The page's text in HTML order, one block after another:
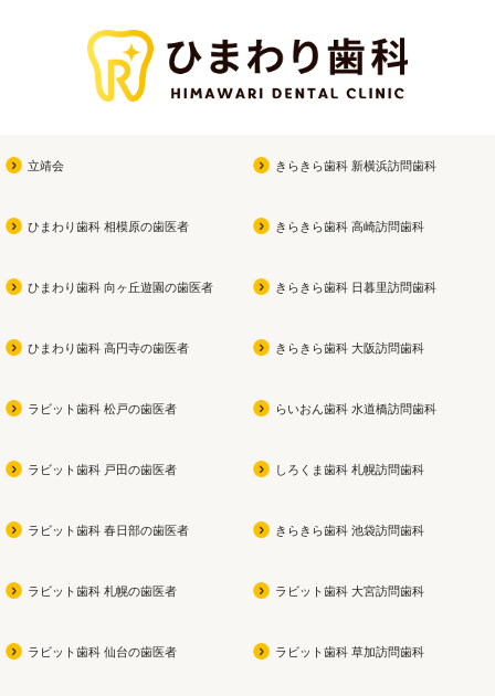
立靖会
ひまわり歯科 相模原の歯医者
ひまわり歯科 向ヶ丘遊園の歯医者
ひまわり歯科 高円寺の歯医者
ラビット歯科 松戸の歯医者
ラビット歯科 戸田の歯医者
ラビット歯科 春日部の歯医者
ラビット歯科 札幌の歯医者
ラビット歯科 仙台の歯医者
きらきら歯科 新横浜訪問歯科
きらきら歯科 高崎訪問歯科
きらきら歯科 日暮里訪問歯科
きらきら歯科 大阪訪問歯科
らいおん歯科 水道橋訪問歯科
しろくま歯科 札幌訪問歯科
きらきら歯科 池袋訪問歯科
ラビット歯科 大宮訪問歯科
ラビット歯科 草加訪問歯科